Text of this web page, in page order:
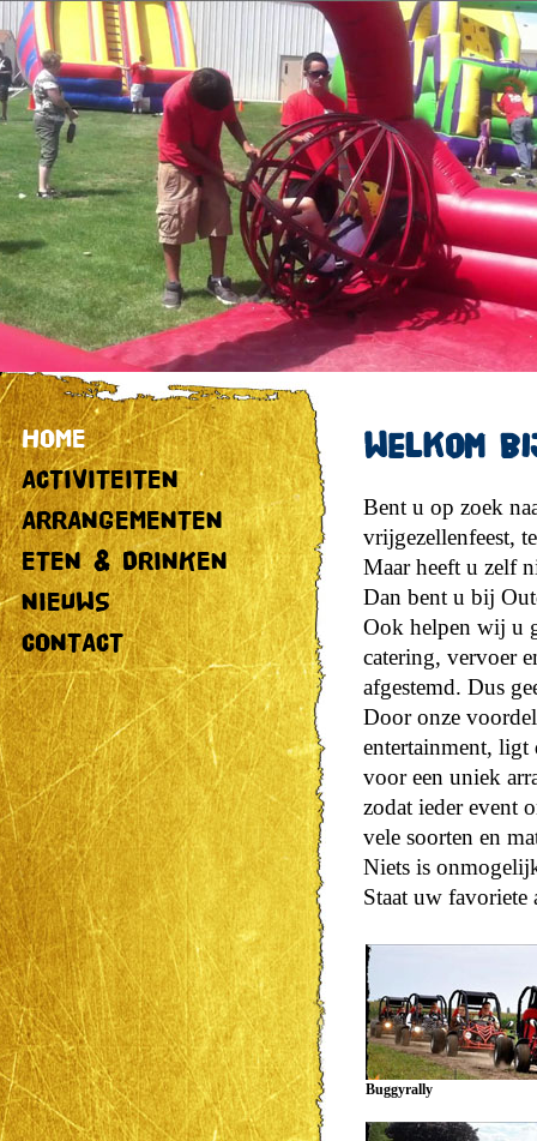
HOME
ACTIVITEITEN
ARRANGEMENTEN
ETEN & DRINKEN
NIEUWS
CONTACT
Welkom
Bent u op zoek
vrijgezellenfeest,
Maar heeft u zelf
Dan bent u bij
Ook helpen wij u
catering, vervoer
afgestemd. Dus
Door onze
entertainment, ligt
voor een uniek
zodat ieder event
vele soorten en
Niets is
Staat uw
Buggyrally